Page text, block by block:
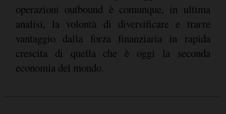
operazioni outbound è comunque, in ultima
analisi, la volontà di diversificare e trarre
vantaggio dalla forza finanziaria in rapida
crescita di quella che è oggi la seconda
economia del mondo.